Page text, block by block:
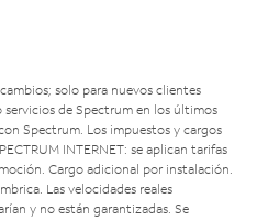
solo para nuevos clientes
de Spectrum en los últimos
Spectrum. Los impuestos y cargos
INTERNET: se aplican tarifas
Cargo adicional por instalación.
Las velocidades reales
y no están garantizadas. Se